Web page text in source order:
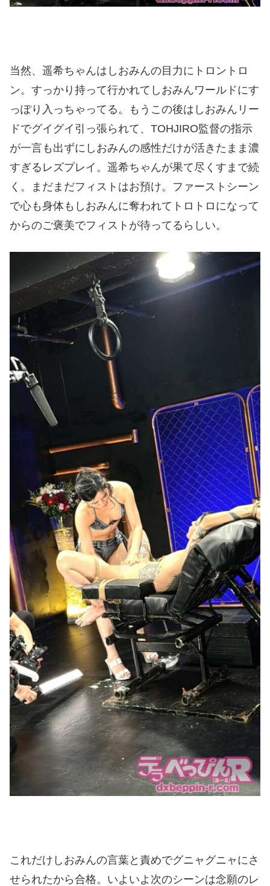
当然、遥希ちゃんはしおみんの目力にトロントロ
ン。すっかり持って行かれてしおみんワールドにす
っぽり入っちゃってる。もうこの後はしおみんリー
ドでグイグイ引っ張られて、TOHJIRO監督の指示
が一言も出ずにしおみんの感性だけが活きたまま濃
すぎるレズプレイ。遥希ちゃんが果て尽くすまで続
く。まだまだフィストはお預け。ファーストシーン
で心も身体もしおみんに奪われてトロトロになって
からのご褒美でフィストが待ってるらしい。
これだけしおみんの言葉と責めでグニャグニャにさ
せられたから合格。いよいよ次のシーンは念願のレ